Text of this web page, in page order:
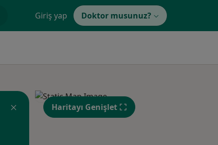
Giriş yap Doktor musunuz?
Haritayı Genişlet